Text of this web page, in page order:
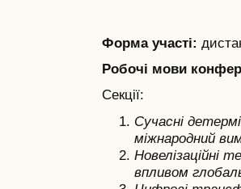
Форма участі:
Робочі мови
Секції:
Сучасні
міжнародний
Новелізаційні
впливом